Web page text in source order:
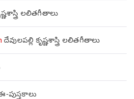
లలితగీతాలు
దేవులపల్లి కృష్ణశాస్త్రి లలితగీతాలు
పుస్తకాలు